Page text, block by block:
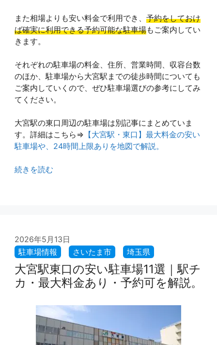
また相場よりも安い料金で利用でき、 予約をしておけ
ば確実に利用できる予約可能な駐車場もご案内してい
きます。
それぞれの駐車場の料金、住所、営業時間、収容台数
のほか、駐車場から大宮駅までの徒歩時間についても
ご案内していくので、ぜひ駐車場選びの参考にしてみ
てください。
大宮駅の東口周辺の駐車場は別記事にまとめていま
す。詳細はこちら⇒ 【大宮駅・東口】最大料金の安い
駐車場や、24時間上限ありを地図で解説。
続きを読む
2026年5月13日
大宮駅東口の安い駐車場11選｜駅チ
カ・最大料金あり・予約可を解説。